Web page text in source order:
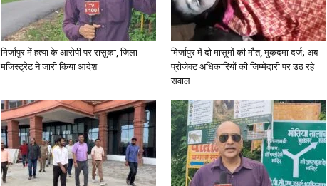
News
Paper
मिर्जापुर में हत्या के आरोपी पर रासुका, जिला
मजिस्ट्रेट ने जारी किया आदेश
मिर्जापुर में दो मासूमों की मौत, मुकदमा दर्ज; अब
प्रोजेक्ट अधिकारियों की जिम्मेदारी पर उठ रहे
सवाल